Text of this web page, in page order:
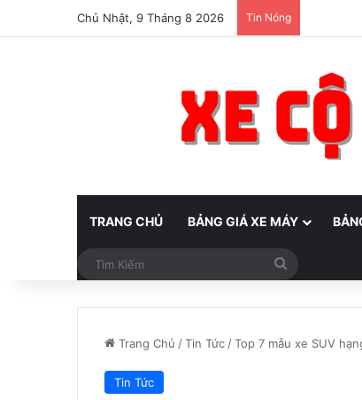
Chủ Nhật, 9 Tháng 8 2026 Tin Nóng
TRANG CHỦ BẢNG GIÁ XE MÁY
Trang Chủ /Tin Tức /Top 7 mẫu xe SUV
Tin Tức